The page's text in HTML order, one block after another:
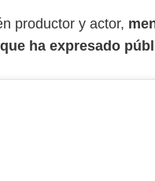
productor y actor,
ha expresado